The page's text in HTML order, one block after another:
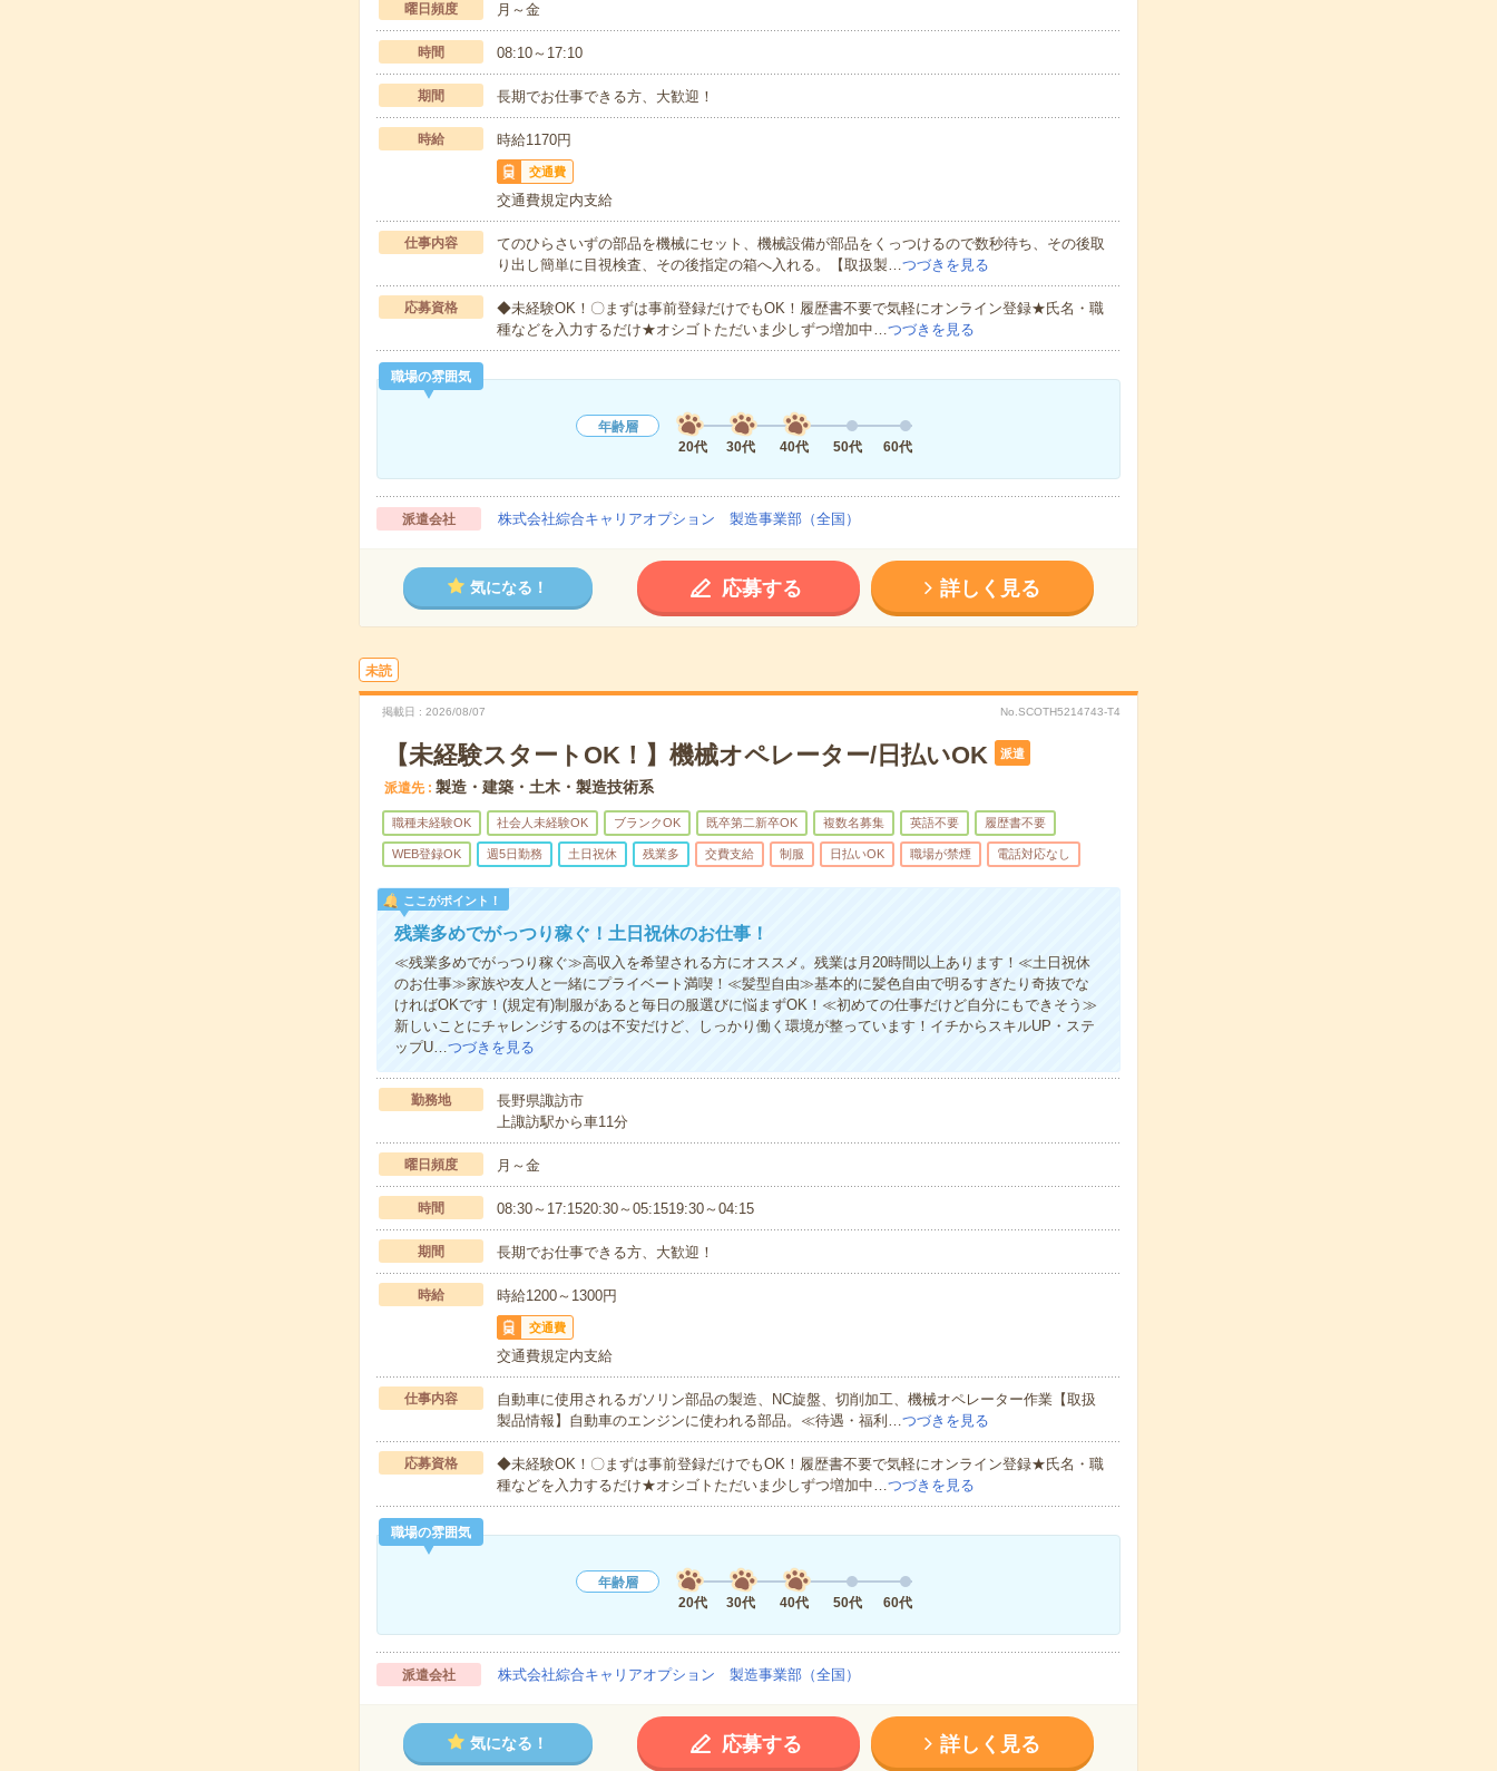
曜日頻度 月～金
時間 08:10～17:10
期間 長期でお仕事できる方、大歓迎！
時給 時給1170円
交通費
交通費規定内支給
仕事内容
てのひらさいずの部品を機械にセット、機械設備が部品をくっつけるので数秒待ち、その後取
り出し簡単に目視検査、その後指定の箱へ入れる。【取扱製…つづきを見る
応募資格
◆未経験OK！〇まずは事前登録だけでもOK！履歴書不要で気軽にオンライン登録★氏名・職
種などを入力するだけ★オシゴトただいま少しずつ増加中…つづきを見る
職場の雰囲気
年齢層
20代
30代 40代 50代 60代
派遣会社 株式会社綜合キャリアオプション 製造事業部（全国）
気になる！ 応募する 詳しく見る
未読
掲載日 2026/08/07 No.SCOTH5214743-T4
【未経験スタートOK！】機械オペレーター/日払いOK 派遣
派遣先 製造・建築・土木・製造技術系
職種未経験OK 社会人未経験OK ブランクOK 既卒第二新卒OK 複数名募集 英語不要 履歴書不要
WEB登録OK 週5日勤務 土日祝休 残業多 交費支給 制服 日払いOK 職場が禁煙 電話対応なし
ここがポイント！
残業多めでがっつり稼ぐ！土日祝休のお仕事！
≪残業多めでがっつり稼ぐ≫高収入を希望される方にオススメ。残業は月20時間以上あります！≪土日祝休
のお仕事≫家族や友人と一緒にプライベート満喫！≪髪型自由≫基本的に髪色自由で明るすぎたり奇抜でな
ければOKです！(規定有)制服があると毎日の服選びに悩まずOK！≪初めての仕事だけど自分にもできそう≫
新しいことにチャレンジするのは不安だけど、しっかり働く環境が整っています！イチからスキルUP・ステ
ップU…つづきを見る
勤務地
長野県諏訪市
上諏訪駅から車11分
曜日頻度 月～金
時間 08:30～17:1520:30～05:1519:30～04:15
期間 長期でお仕事できる方、大歓迎！
時給 時給1200～1300円
交通費
交通費規定内支給
仕事内容
自動車に使用されるガソリン部品の製造、NC旋盤、切削加工、機械オペレーター作業【取扱
製品情報】自動車のエンジンに使われる部品。≪待遇・福利…つづきを見る
応募資格
◆未経験OK！〇まずは事前登録だけでもOK！履歴書不要で気軽にオンライン登録★氏名・職
種などを入力するだけ★オシゴトただいま少しずつ増加中…つづきを見る
職場の雰囲気
年齢層
20代
30代 40代 50代 60代
派遣会社 株式会社綜合キャリアオプション 製造事業部（全国）
気になる！ 応募する 詳しく見る